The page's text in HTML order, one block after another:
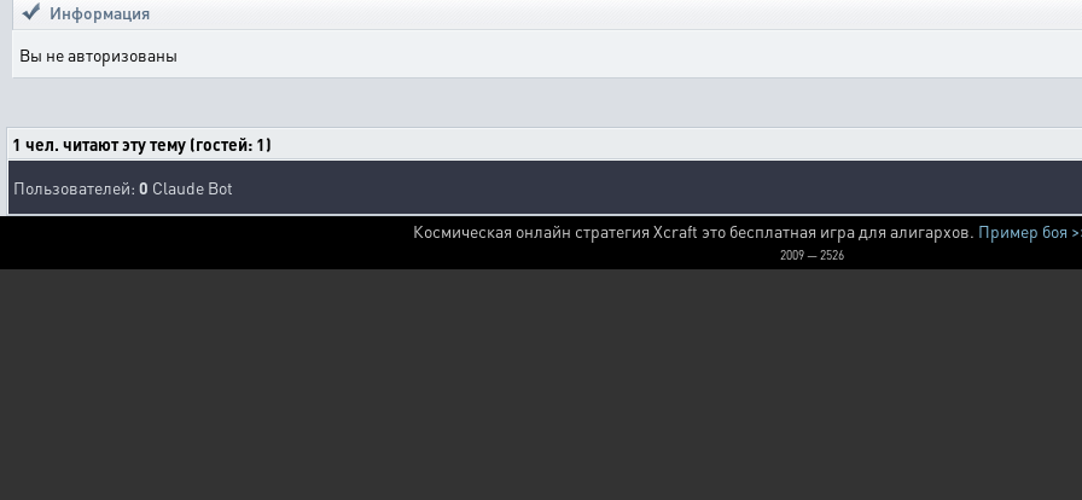
Информация
Вы не авторизованы
1 чел. читают эту тему (гостей: 1)
Пользователей: 0 Claude Bot
Космическая онлайн стратегия Xcraft это бесплатная игра для алигархов. Пример боя
2009 — 2526